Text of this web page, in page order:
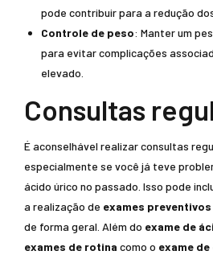
pode contribuir para a redução
Controle de peso: Manter um
para evitar complicações
elevado.
Consultas
É aconselhável realizar consultas
especialmente se você já teve
ácido úrico no passado. Isso pode
a realização de exames preventivos
de forma geral. Além do exame de
exames de rotina como o exame